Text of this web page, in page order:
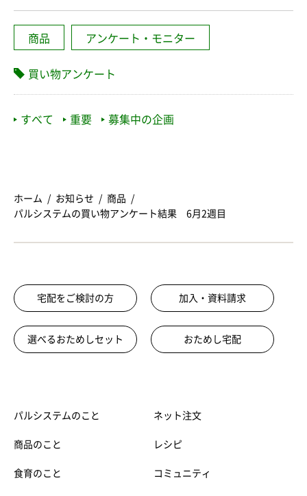
商品 アンケート・モニター
買い物アンケート
すべて 重要 募集中の企画
ホーム お知らせ
商品
パルシステムの買い物アンケート結果 6月2週目
宅配をご検討の方 加入・資料請求
選べるおためしセット おためし宅配
パルシステムのこと
商品のこと
食育のこと
ネット注文
レシピ
コミュニティ